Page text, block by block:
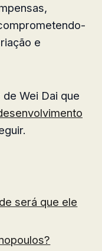
e
Wei Dai que
será que ele